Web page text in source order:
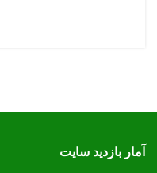
آمار بازدید سایت